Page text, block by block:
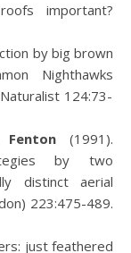
important?
by big brown
Nighthawks
124:73-
(1991).
by two
distinct aerial
223:475-489.
just feathered